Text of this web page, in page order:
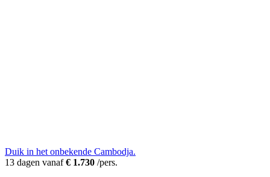
Duik in het onbekende Cambodja.
13 dagen vanaf€ 1.730 /pers.